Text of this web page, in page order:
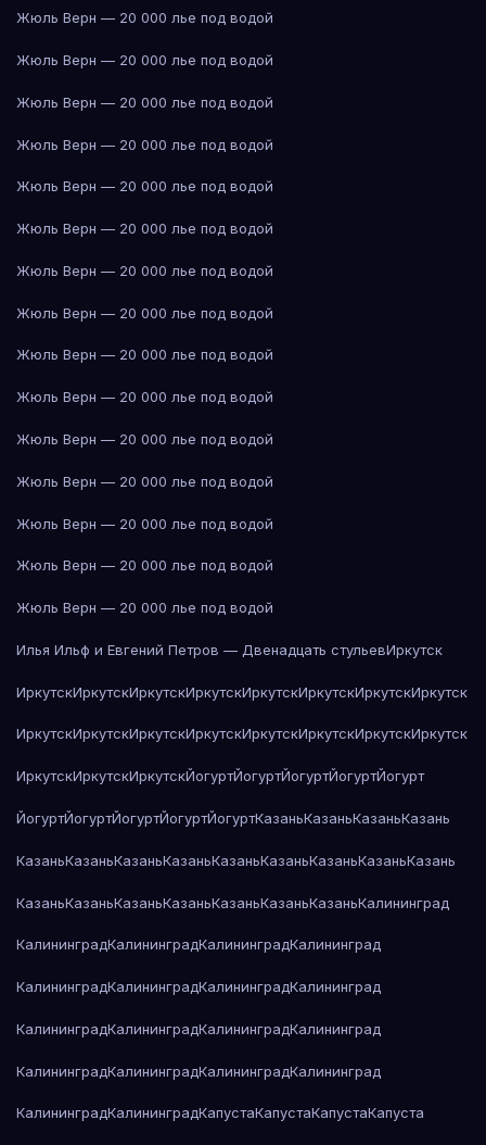
Жюль Верн — 20 000 лье под водой
Жюль Верн — 20 000 лье под водой
Жюль Верн — 20 000 лье под водой
Жюль Верн — 20 000 лье под водой
Жюль Верн — 20 000 лье под водой
Жюль Верн — 20 000 лье под водой
Жюль Верн — 20 000 лье под водой
Жюль Верн — 20 000 лье под водой
Жюль Верн — 20 000 лье под водой
Жюль Верн — 20 000 лье под водой
Жюль Верн — 20 000 лье под водой
Жюль Верн — 20 000 лье под водой
Жюль Верн — 20 000 лье под водой
Жюль Верн — 20 000 лье под водой
Жюль Верн — 20 000 лье под водой
Илья Ильф и Евгений Петров — Двенадцать стульевИркутск
ИркутскИркутскИркутскИркутскИркутскИркутскИркутскИркутск
ИркутскИркутскИркутскИркутскИркутскИркутскИркутскИркутск
ИркутскИркутскИркутскЙогуртЙогуртЙогуртЙогуртЙогурт
ЙогуртЙогуртЙогуртЙогуртЙогуртКазаньКазаньКазаньКазань
КазаньКазаньКазаньКазаньКазаньКазаньКазаньКазаньКазань
КазаньКазаньКазаньКазаньКазаньКазаньКазаньКалининград
КалининградКалининградКалининградКалининград
КалининградКалининградКалининградКалининград
КалининградКалининградКалининградКалининград
КалининградКалининградКалининградКалининград
КалининградКалининградКапустаКапустаКапустаКапуста